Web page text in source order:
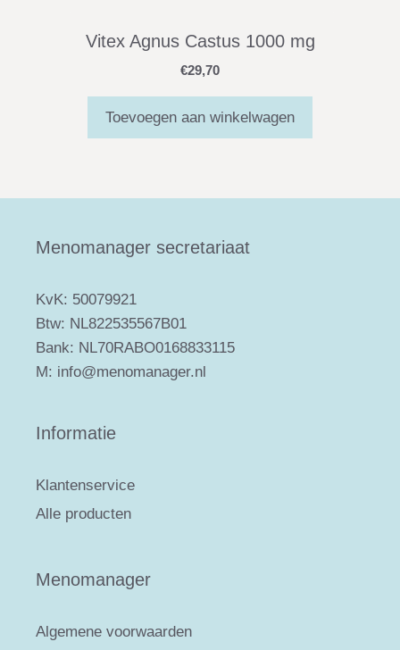
Vitex Agnus Castus 1000 mg
€29,70
Toevoegen aan winkelwagen
Menomanager secretariaat
KvK: 50079921
Btw: NL822535567B01
Bank: NL70RABO0168833115
M: info@menomanager.nl
Informatie
Klantenservice
Alle producten
Menomanager
Algemene voorwaarden